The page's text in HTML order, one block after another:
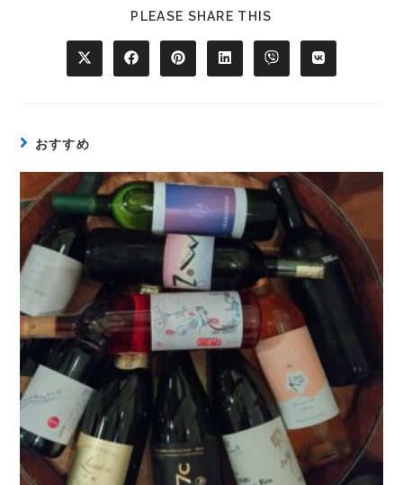
PLEASE SHARE THIS
おすすめ